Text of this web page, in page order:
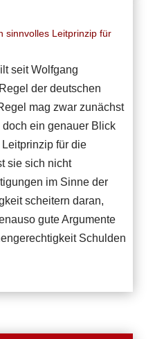
sinnvolles Leitprinzip für
seit Wolfgang
der deutschen
mag zwar zunächst
ein genauer Blick
für die
sie sich nicht
im Sinne der
scheitern daran,
gute Argumente
Schulden